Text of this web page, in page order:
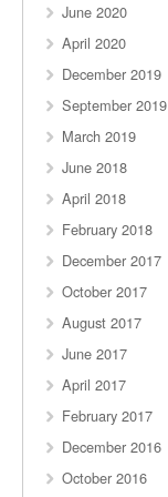
June 2020
April 2020
December 2019
September 2019
March 2019
June 2018
April 2018
February 2018
December 2017
October 2017
August 2017
June 2017
April 2017
February 2017
December 2016
October 2016